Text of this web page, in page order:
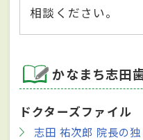
相談ください。
かなまち志田
ドクターズファイル
志田 祐次郎 院長の